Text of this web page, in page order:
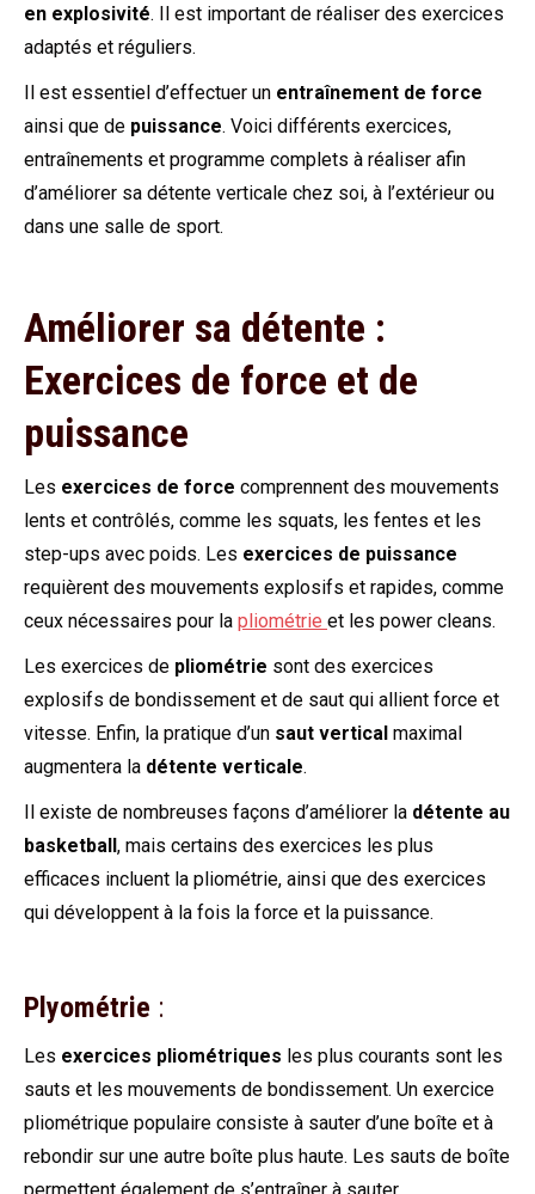
en explosivité. Il est important de réaliser des exercices
adaptés et réguliers.
Il est essentiel d’effectuer un entraînement de force
ainsi que de puissance. Voici différents exercices,
entraînements et programme complets à réaliser afin
d’améliorer sa détente verticale chez soi, à l’extérieur ou
dans une salle de sport.
Améliorer sa détente :
Exercices de force et de
puissance
Les exercices de force comprennent des mouvements
lents et contrôlés, comme les squats, les fentes et les
step-ups avec poids. Les exercices de puissance
requièrent des mouvements explosifs et rapides, comme
ceux nécessaires pour la pliométrie et les power cleans.
Les exercices de pliométrie sont des exercices
explosifs de bondissement et de saut qui allient force et
vitesse. Enfin, la pratique d’un saut vertical maximal
augmentera la détente verticale.
Il existe de nombreuses façons d’améliorer la détente au
basketball , mais certains des exercices les plus
efficaces incluent la pliométrie, ainsi que des exercices
qui développent à la fois la force et la puissance.
Plyométrie :
Les exercices pliométriques les plus courants sont les
sauts et les mouvements de bondissement. Un exercice
pliométrique populaire consiste à sauter d’une boîte et à
rebondir sur une autre boîte plus haute. Les sauts de boîte